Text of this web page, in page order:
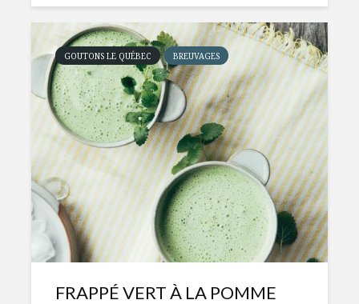
GOUTONS LE QUÉBEC BREUVAGES
FRAPPÉ VERT À LA POMME